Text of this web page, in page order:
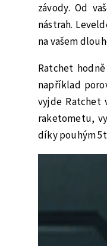
závody. Od
nástrah.
na vašem
Ratchet
například
vyjde Ratchet
raketometu,
díky pouhým